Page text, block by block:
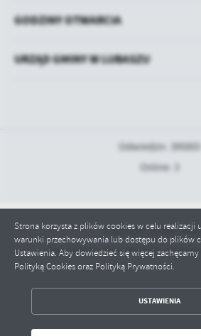
Strona korzysta z plików cookies w celu realizacji
warunki przechowywania lub dostępu do plików
Ustawienia. Aby dowiedzieć się więcej
Polityką Cookies oraz Polityką Prywatności.
USTAWIENIA
ODRZUĆ WSZYSTKIE
GODZINY OTWARCIA
URZĄD GMINY W LUBASZU
Odwiedzin: 395003
Online: 3
Copyright by
Powered by2ClickPortal® -